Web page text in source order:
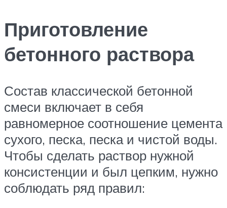
Приготовление
бетонного раствора
Состав классической бетонной
смеси включает в себя
равномерное соотношение цемента
сухого, песка, песка и чистой воды.
Чтобы сделать раствор нужной
консистенции и был цепким, нужно
соблюдать ряд правил: